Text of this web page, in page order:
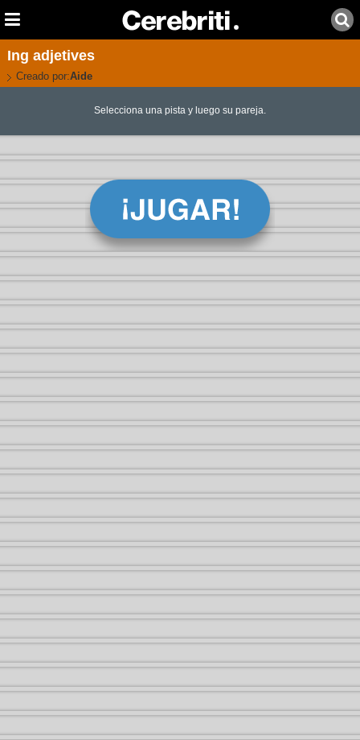
Ing adjetives
Creado por:Aide
Selecciona una pista y luego su pareja.